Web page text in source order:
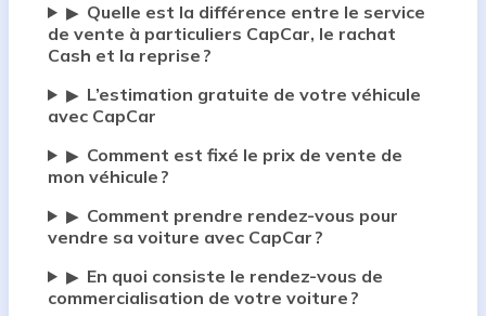
▶ Quelle est la différence entre le service
de vente à particuliers CapCar, le rachat
Cash et la reprise ?
▶ L’estimation gratuite de votre véhicule
avec CapCar
▶ Comment est fixé le prix de vente de
mon véhicule ?
▶ Comment prendre rendez-vous pour
vendre sa voiture avec CapCar ?
▶ En quoi consiste le rendez-vous de
commercialisation de votre voiture ?